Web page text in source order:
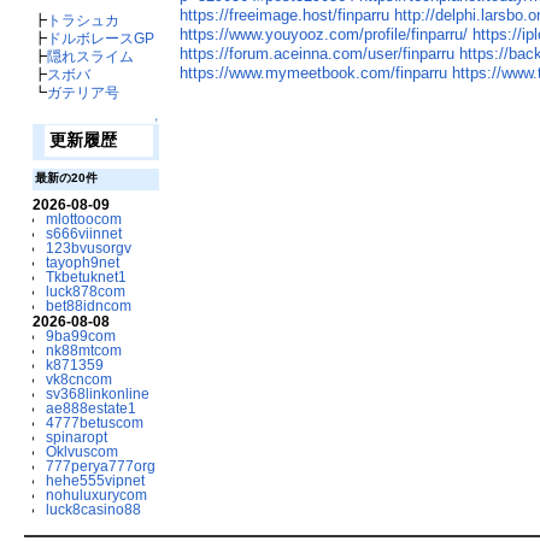
┣トラシュカ
┣ドルボレースGP
┣隠れスライム
┣スボバ
┗ガテリア号
↑
更新履歴
最新の20件
2026-08-09
mlottoocom
s666viinnet
123bvusorgv
tayoph9net
Tkbetuknet1
luck878com
bet88idncom
2026-08-08
9ba99com
nk88mtcom
k871359
vk8cncom
sv368linkonline
ae888estate1
4777betuscom
spinaropt
Oklvuscom
777perya777org
hehe555vipnet
nohuluxurycom
luck8casino88
https://freeimage.host/finparru http://
https://www.youyooz.com/profile/finparru/ https://
https://forum.aceinna.com/user/finparru https://
https://www.mymeetbook.com/finparru https://